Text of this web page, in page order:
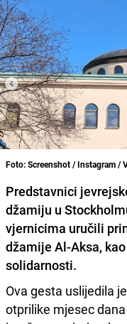
Foto: Screenshot / Instagram /
Predstavnici
džamiju u
vjernicima uručili
džamije Al-Aksa,
solidarnosti.
Ova gesta uslijedila
otprilike mjesec